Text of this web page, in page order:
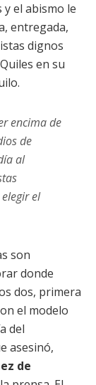
el abismo le
entregada,
dignos
en su
encima de
de
al
el
son
donde
dos, primera
el modelo
del
asesinó,
de